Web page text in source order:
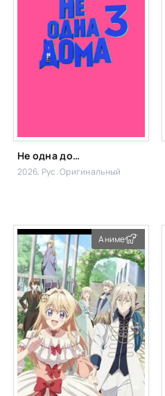
Не одна дома 3. Выпускной
2026, Рус. Оригинальный
Аниме